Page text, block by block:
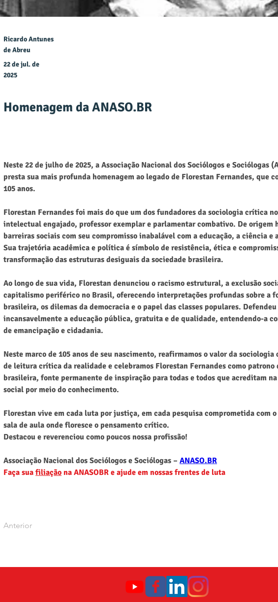
Ricardo Antunes
de Abreu
22 de jul. de
2025
Homenagem da ANASO.BR
Neste 22 de julho de 2025, a Associação Nacional dos Sociólogos e Sociólogas
presta sua mais profunda homenagem ao legado de Florestan Fernandes, que
105 anos.
Florestan Fernandes foi mais do que um dos fundadores da sociologia crítica
intelectual engajado, professor exemplar e parlamentar combativo. De origem
barreiras sociais com seu compromisso inabalável com a educação, a ciência e
Sua trajetória acadêmica e política é símbolo de resistência, ética e
transformação das estruturas desiguais da sociedade brasileira.
Ao longo de sua vida, Florestan denunciou o racismo estrutural, a exclusão
capitalismo periférico no Brasil, oferecendo interpretações profundas sobre a
brasileira, os dilemas da democracia e o papel das classes populares. Defendeu
incansavelmente a educação pública, gratuita e de qualidade, entendendo-a
de emancipação e cidadania.
Neste marco de 105 anos de seu nascimento, reafirmamos o valor da sociologia
de leitura crítica da realidade e celebramos Florestan Fernandes como patrono
brasileira, fonte permanente de inspiração para todas e todos que acreditam
social por meio do conhecimento.
Florestan vive em cada luta por justiça, em cada pesquisa comprometida com o
sala de aula onde floresce o pensamento crítico.
Destacou e reverenciou como poucos nossa profissão!
Associação Nacional dos Sociólogos e Sociólogas – ANASO.BR
Faça sua filiação na ANASOBR e ajude em nossas frentes de luta
Anterior